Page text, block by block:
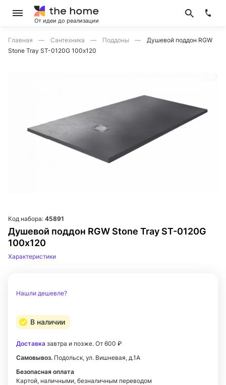
От идеи до реализации
Главная Сантехника Поддоны
Душевой поддон RGW
Stone Tray ST-0120G 100х120
Душевой поддон RGW Stone Tray ST-0120G
100х120
Код набора: 45891
Характеристики
Нашли дешевле?
В наличии
Доставка завтра и позже. От 600 ₽
Самовывоз. Подольск, ул. Вишневая, д.1А
Безопасная оплата
Картой, наличными, безналичным переводом